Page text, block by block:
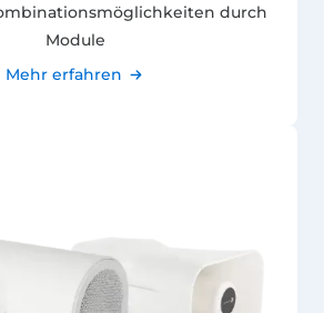
durch
Module
Mehr erfahren